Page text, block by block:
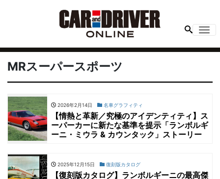
MRスーパースポーツ
2026年2月14日 名車グラフィティ
【情熱と革新／究極のアイデンティティ】ス
ーパーカーに新たな基準を提示「ランボルギ
ーニ・ミウラ & カウンタック」ストーリー
2025年12月15日 復刻版カタログ
【復刻版カタログ】ランボルギーニの最高傑